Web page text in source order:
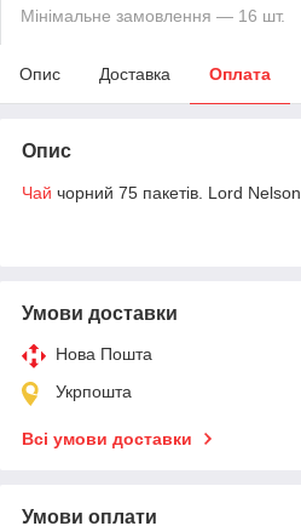
Мінімальне замовлення — 16 шт.
Опис Доставка Оплата
Опис
Чай чорний 75 пакетів. Lord Nelson
Умови доставки
Нова Пошта
Укрпошта
Всі умови доставки
Умови оплати